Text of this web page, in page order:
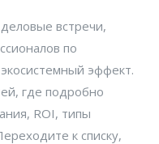
встречи,
по
эффект.
где подробно
ROI, типы
к списку,